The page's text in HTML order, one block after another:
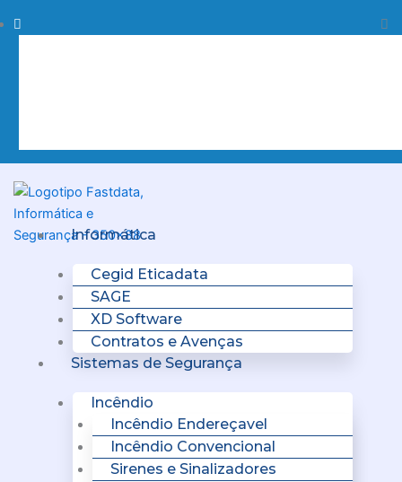
to
Procurar
Informática
Cegid Eticadata
SAGE
XD Software
Contratos e Avenças
Sistemas de Segurança
Incêndio
Incêndio Endereçavel
Incêndio Convencional
Sirenes e Sinalizadores
Menu